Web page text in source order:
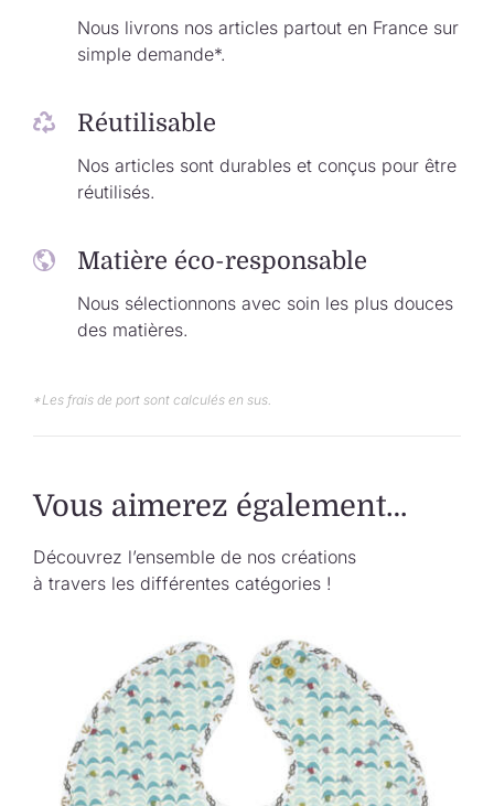
Nous livrons nos articles partout en France sur
simple demande*.
Réutilisable
Nos articles sont durables et conçus pour être
réutilisés.
Matière éco-responsable
Nous sélectionnons avec soin les plus douces
des matières.
*Les frais de port sont calculés en sus.
Vous aimerez également…
Découvrez l’ensemble de nos créations
à travers les différentes catégories !